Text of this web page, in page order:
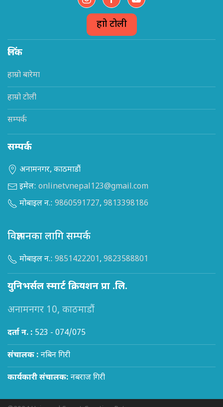
हाम्रो टोली
लिंक
हाम्रो बारेमा
हाम्रो टोली
सम्पर्क
सम्पर्क
अनामनगर, काठमाडौं
इमेल: onlinetvnepal123@gmail.com
मोबाइल न.: 9860591727, 9813398186
विज्ञापनका लागि सम्पर्क
मोबाइल न.: 9851422201, 9823588801
युनिभर्सल स्मार्ट क्रियशन प्रा .लि.
अनामनगर 10, काठमाडौं
दर्ता न. : 523 - 074/075
संचालक : नबिन गिरी
कार्यकारी संचालक: नबराज गिरी